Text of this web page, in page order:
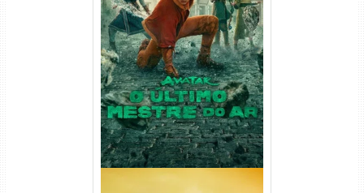
Avatar: O Último Mestre do
Ar 2ª Temporada Torrent
(2026) WEB-DL 1080p Dual
Áudio